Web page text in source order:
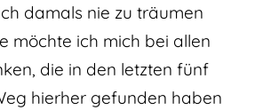
damals nie zu träumen
möchte ich mich bei allen
die in den letzten fünf
hierher gefunden haben